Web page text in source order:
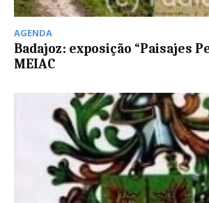
AGENDA
Badajoz: exposição “Paisajes
MEIAC